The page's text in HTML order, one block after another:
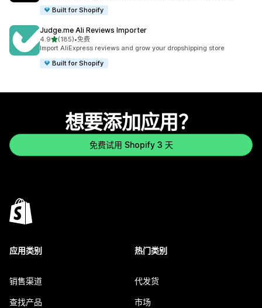
Built for Shopify
Judge.me Ali Reviews Importer
4.9星（满分 5 星）
(185)
总共 185 条评论
•免费
Import AliExpress reviews and grow your dropshipping store
Built for Shopify
想要添加应用？
免费试用 Shopify 3 天
应用类别
销售渠道
查找产品
热门类别
代发货
市场